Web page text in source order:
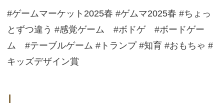
#ゲームマーケット2025春 #ゲムマ2025春 #ちょっ
とずつ違う #感覚ゲーム #ボドゲ #ボードゲー
ム #テーブルゲーム #トランプ #知育 #おもちゃ #
キッズデザイン賞